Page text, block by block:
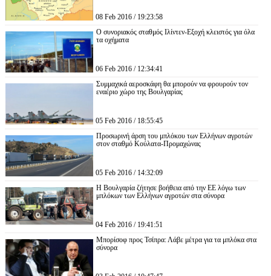
08 Feb 2016 / 19:23:58
Ο συνοριακός σταθμός Ιλίντεν-Εξοχή κλειστός για όλα
τα οχήματα
06 Feb 2016 / 12:34:41
Συμμαχικά αεροσκάφη θα μπορούν να φρουρούν τον
εναέριο χώρο της Βουλγαρίας
05 Feb 2016 / 18:55:45
Προσωρινή άρση του μπλόκου των Ελλήνων αγροτών
στον σταθμό Κούλατα-Προμαχώνας
05 Feb 2016 / 14:32:09
Η Βουλγαρία ζήτησε βοήθεια από την ΕΕ λόγω των
μπλόκων των Ελλήνων αγροτών στα σύνορα
04 Feb 2016 / 19:41:51
Μπορίσοφ προς Τσίπρα: Λάβε μέτρα για τα μπλόκα στα
σύνορα